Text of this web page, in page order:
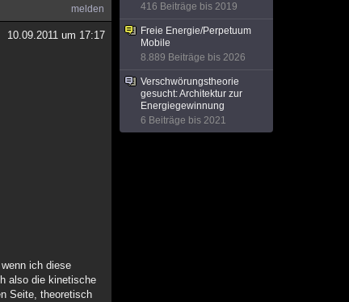
melden
10.09.2011 um 17:17
ich diese
also die kinetische
Seite, theoretisch
416 Beiträge bis 2019
Freie Energie/Perpetuum
Mobile
8.889 Beiträge bis 2026
Verschwörungstheorie
gesucht: Architektur zur
Energiegewinnung
6 Beiträge bis 2021